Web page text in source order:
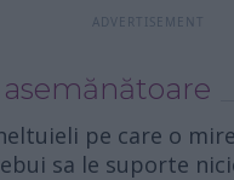
pe care o
sa le suporte